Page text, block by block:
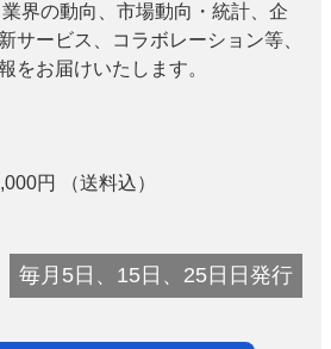
界の動向、市場動向・統計、企
サービス、コラボレーション等、
をお届けいたします。
円 （送料込）
毎月5日、15日、25日日発行